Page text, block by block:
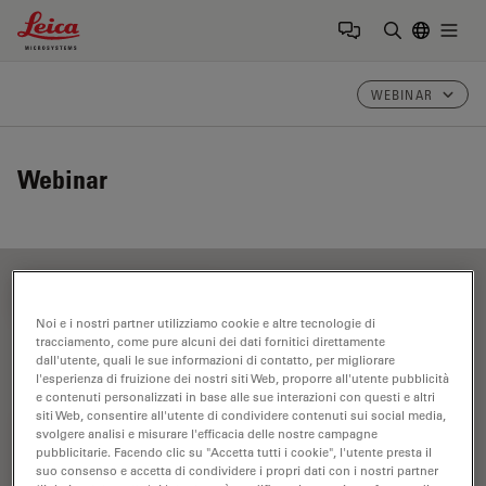
Leica Microsystems Logo
WEBINAR
Webinar
Software per imaging al microscopio
Noi e i nostri partner utilizziamo cookie e altre tecnologie di
tracciamento, come pure alcuni dei dati fornitici direttamente
dall'utente, quali le sue informazioni di contatto, per migliorare
l'esperienza di fruizione dei nostri siti Web, proporre all'utente pubblicità
e contenuti personalizzati in base alle sue interazioni con questi e altri
siti Web, consentire all'utente di condividere contenuti sui social media,
svolgere analisi e misurare l'efficacia delle nostre campagne
pubblicitarie. Facendo clic su "Accetta tutti i cookie", l'utente presta il
suo consenso e accetta di condividere i propri dati con i nostri partner